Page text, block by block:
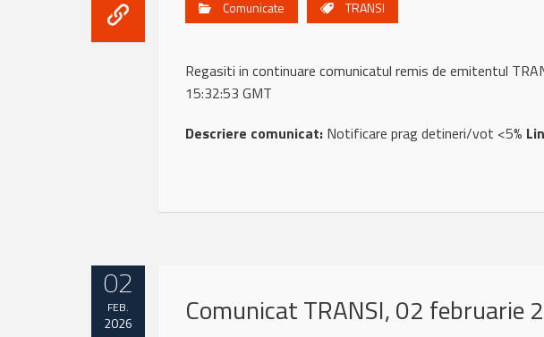
Comunicate TRANSI
Regasiti in continuare comunicatul remis de emitentul
15:32:53 GMT
Descriere comunicat: Notificare prag detineri/vot <5%
02
FEB.
2026 Comunicat TRANSI, 02 februarie